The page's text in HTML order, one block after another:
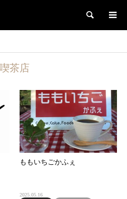
検索
喫茶店
ももいちごかふぇ
2025.05.16